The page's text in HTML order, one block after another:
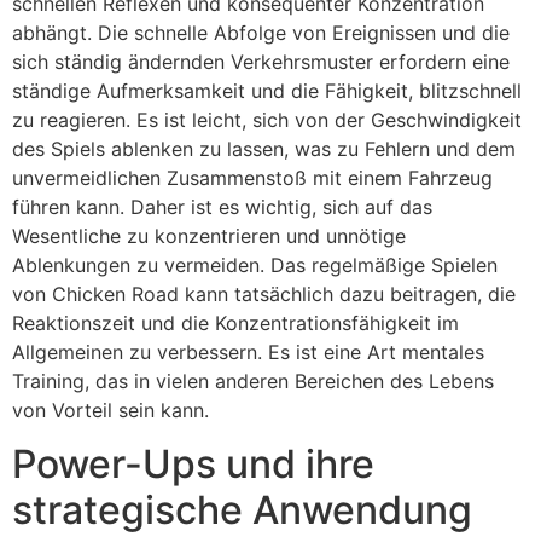
abhängt. Die schnelle Abfolge von Ereignissen und die
sich ständig ändernden Verkehrsmuster erfordern eine
ständige Aufmerksamkeit und die Fähigkeit, blitzschnell
zu reagieren. Es ist leicht, sich von der Geschwindigkeit
des Spiels ablenken zu lassen, was zu Fehlern und dem
unvermeidlichen Zusammenstoß mit einem Fahrzeug
führen kann. Daher ist es wichtig, sich auf das
Wesentliche zu konzentrieren und unnötige
Ablenkungen zu vermeiden. Das regelmäßige Spielen
von Chicken Road kann tatsächlich dazu beitragen, die
Reaktionszeit und die Konzentrationsfähigkeit im
Allgemeinen zu verbessern. Es ist eine Art mentales
Training, das in vielen anderen Bereichen des Lebens
von Vorteil sein kann.
Power-Ups und ihre
strategische Anwendung